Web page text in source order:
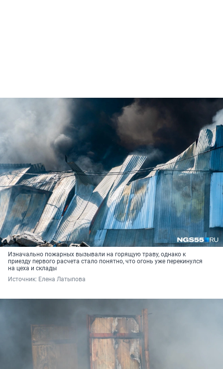
Изначально пожарных вызывали на горящую траву, однако к
приезду первого расчета стало понятно, что огонь уже перекинулся
на цеха и склады
Источник: Елена Латыпова